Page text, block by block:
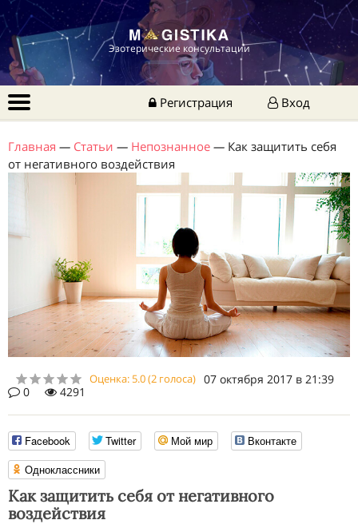
Эзотерические консультации
Регистрация Вход
Главная — Статьи — Непознанное — Как защитить себя
от негативного воздействия
Оценка:5.0(2 голоса) 07 октября 2017 в 21:39
0
4291
Facebook Twitter Мой мир
Вконтакте
Одноклассники
Как защитить себя от негативного
воздействия